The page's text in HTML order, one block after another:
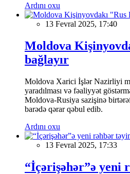
Ardını oxu
13 Fevral 2025, 17:40
Moldova
bağlayır
Moldova Xarici İşlər Nazirliyi
yaradılması və fəaliyyət
Moldova-Rusiya sazişinə
barədə qərar qəbul edib.
Ardını oxu
13 Fevral 2025, 17:33
“İçərişəhər”ə yeni